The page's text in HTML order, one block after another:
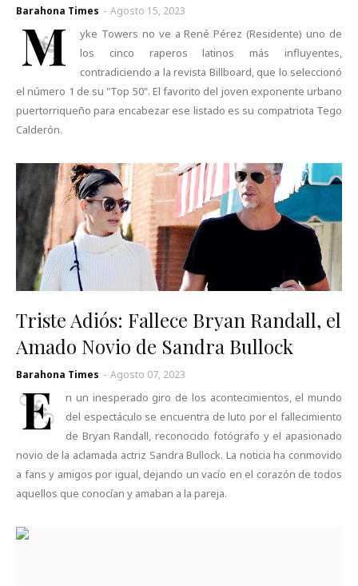
Barahona Times - Agosto 15, 2023
M
yke Towers no ve a René Pérez (Residente) uno de
los cinco raperos latinos más influyentes,
contradiciendo a la revista Billboard, que lo seleccionó
el número 1 de su "Top 50". El favorito del joven exponente urbano
puertorriqueño para encabezar ese listado es su compatriota Tego
Calderón.
Triste Adiós: Fallece Bryan Randall, el
Amado Novio de Sandra Bullock
Barahona Times - Agosto 07, 2023
E
n un inesperado giro de los acontecimientos, el mundo
del espectáculo se encuentra de luto por el fallecimiento
de Bryan Randall, reconocido fotógrafo y el apasionado
novio de la aclamada actriz Sandra Bullock. La noticia ha conmovido
a fans y amigos por igual, dejando un vacío en el corazón de todos
aquellos que conocían y amaban a la pareja.